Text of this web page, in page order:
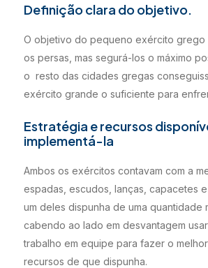
Definição clara do objetivo.
O objetivo do pequeno exército grego
os persas, mas segurá-los o máximo
o resto das cidades gregas
exército grande o suficiente para
Estratégia e recursos
implementá-la
Ambos os exércitos contavam com a
espadas, escudos, lanças, capacetes
um deles dispunha de uma quantidade
cabendo ao lado em desvantagem
trabalho em equipe para fazer o
recursos de que dispunha.